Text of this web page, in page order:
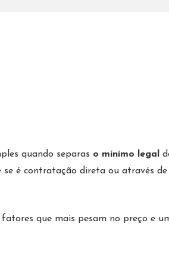
quando separas o mínimo legal
é contratação direta ou através
fatores que mais pesam no preço e